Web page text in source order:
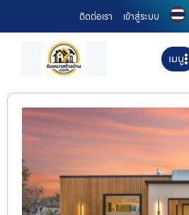
ติดต่อเรา เข้าสู่ระบบ
เมนู